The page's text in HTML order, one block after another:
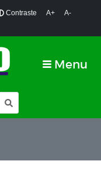
Contraste A+
A-
Menu